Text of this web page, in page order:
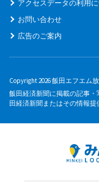
アクセスデータの利用
お問い合わせ
広告のご案内
Copyright 2026 飯田エフエム
飯田経済新聞に掲載の記事
田経済新聞またはその情報提